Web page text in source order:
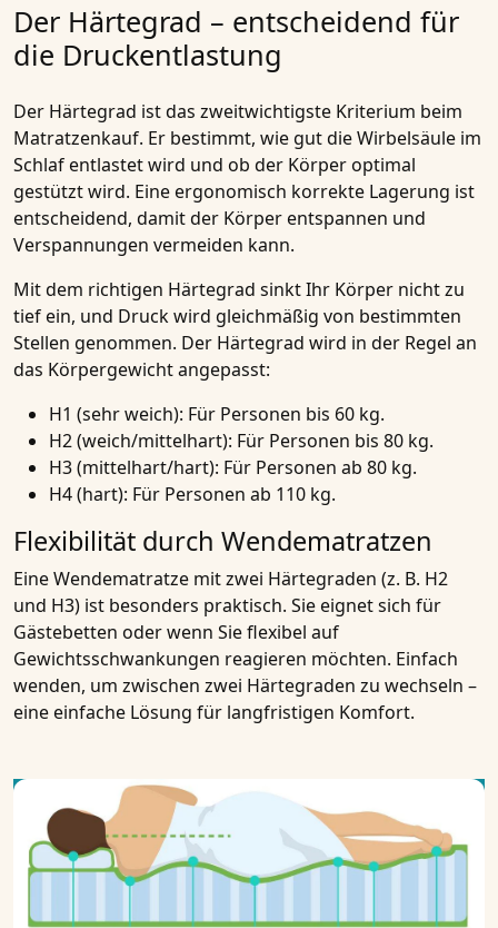
Der Härtegrad – entscheidend für
die Druckentlastung
Der Härtegrad ist das zweitwichtigste Kriterium beim
Matratzenkauf. Er bestimmt, wie gut die Wirbelsäule im
Schlaf entlastet wird und ob der Körper optimal
gestützt wird. Eine ergonomisch korrekte Lagerung ist
entscheidend, damit der Körper entspannen und
Verspannungen vermeiden kann.
Mit dem richtigen Härtegrad sinkt Ihr Körper nicht zu
tief ein, und Druck wird gleichmäßig von bestimmten
Stellen genommen. Der Härtegrad wird in der Regel an
das Körpergewicht angepasst:
H1 (sehr weich): Für Personen bis 60 kg.
H2 (weich/mittelhart): Für Personen bis 80 kg.
H3 (mittelhart/hart): Für Personen ab 80 kg.
H4 (hart): Für Personen ab 110 kg.
Flexibilität durch Wendematratzen
Eine Wendematratze mit zwei Härtegraden (z. B. H2
und H3) ist besonders praktisch. Sie eignet sich für
Gästebetten oder wenn Sie flexibel auf
Gewichtsschwankungen reagieren möchten. Einfach
wenden, um zwischen zwei Härtegraden zu wechseln –
eine einfache Lösung für langfristigen Komfort.